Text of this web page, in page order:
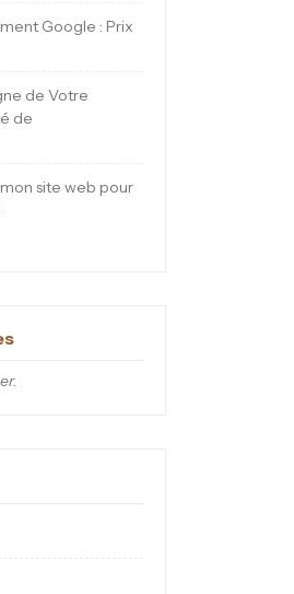
Google : Prix
de Votre
de
site web pour